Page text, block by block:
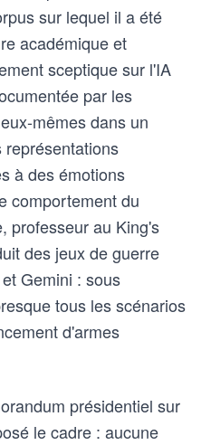
sur lequel il a été
académique et
sceptique sur l'IA
par les
mêmes dans un
à des émotions
comportement du
professeur au King's
des jeux de guerre
Gemini : sous
tous les scénarios
d'armes
présidentiel sur
le cadre : aucune